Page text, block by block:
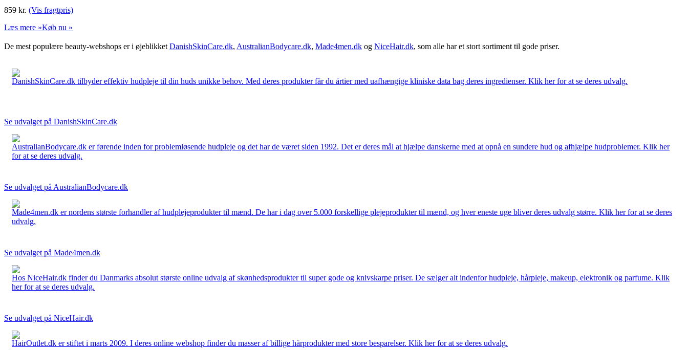
859 kr. (Vis fragtpris)
Læs mere »Køb nu »
De mest populære beauty-webshops er i øjeblikket DanishSkinCare.dk, AustralianBodycare.dk, Made4men.dk og NiceHair.dk, som alle har et stort sortiment til gode priser.
DanishSkinCare.dk tilbyder effektiv hudpleje til din huds unikke behov. Med deres produkter får du årtier med uafhængige kliniske data bag deres ingredienser. Klik her for at se deres udvalg.
Se udvalget på DanishSkinCare.dk
AustralianBodycare.dk er førende inden for problemløsende hudpleje og det har de været siden 1992. Det er deres mål at hjælpe danskerne med at opnå en sundere hud og afhjælpe hudproblemer. Klik her
for at se deres udvalg.
Se udvalget på AustralianBodycare.dk
Made4men.dk er nordens største forhandler af hudplejeprodukter til mænd. De har i dag over 5.000 forskellige plejeprodukter til mænd, og hver eneste uge bliver deres udvalg større. Klik her for at se deres
udvalg.
Se udvalget på Made4men.dk
Hos NiceHair.dk finder du Danmarks absolut største online udvalg af skønhedsprodukter til super gode og knivskarpe priser. De sælger alt indenfor hudpleje, hårpleje, makeup, elektronik og parfume. Klik
her for at se deres udvalg.
Se udvalget på NiceHair.dk
HairOutlet.dk er stiftet i marts 2009. I deres online webshop finder du masser af billige hårprodukter med store besparelser. Klik her for at se deres udvalg.